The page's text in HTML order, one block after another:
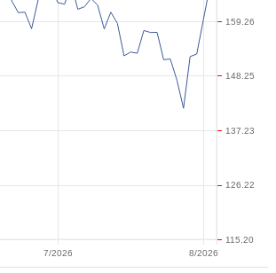
7/2026 8/2026
115.20
126.22
137.23
148.25
159.26